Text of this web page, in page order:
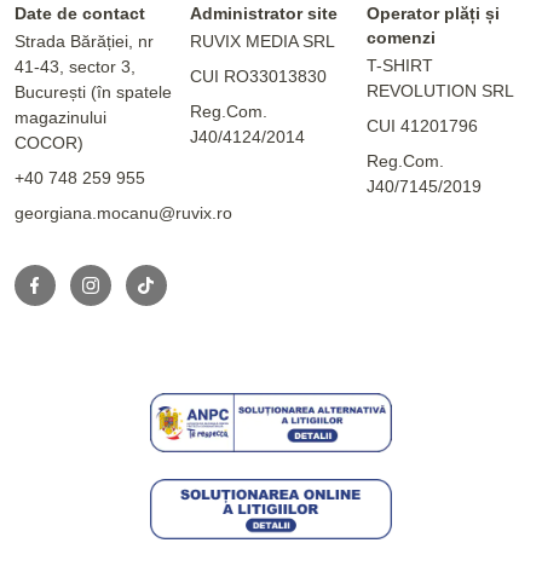
Date de contact
Strada Bărăției, nr
41-43, sector 3,
București (în spatele
magazinului
COCOR)
+40 748 259 955
georgiana.mocanu@ruvix.ro
Administrator site
RUVIX MEDIA SRL
CUI RO33013830
Reg.Com.
J40/4124/2014
Operator plăți și
comenzi
T-SHIRT
REVOLUTION SRL
CUI 41201796
Reg.Com.
J40/7145/2019